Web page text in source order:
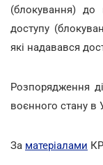
(блокування) до
доступу
які надавався
Розпорядження
воєнного стану в
За матеріалами